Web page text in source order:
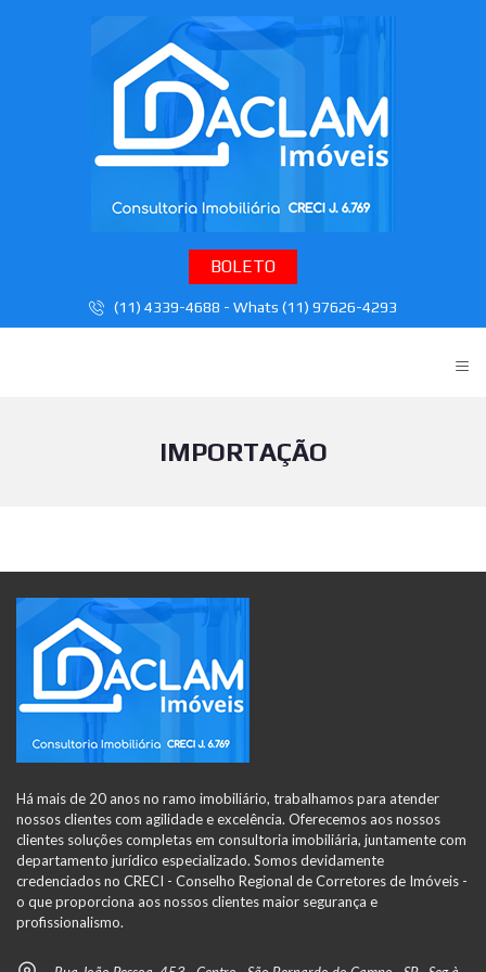
BOLETO
(11) 4339-4688 - Whats (11) 97626-4293
≡
IMPORTAÇÃO
Há mais de 20 anos no ramo imobiliário, trabalhamos para atender
nossos clientes com agilidade e excelência. Oferecemos aos nossos
clientes soluções completas em consultoria imobiliária, juntamente com
departamento jurídico especializado. Somos devidamente
credenciados no CRECI - Conselho Regional de Corretores de Imóveis -
o que proporciona aos nossos clientes maior segurança e
profissionalismo.